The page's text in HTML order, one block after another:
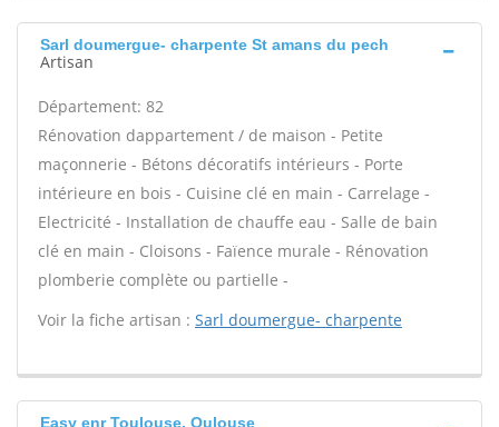
Sarl doumergue- charpente St amans du pech
Artisan
Département: 82
Rénovation dappartement / de maison - Petite
maçonnerie - Bétons décoratifs intérieurs - Porte
intérieure en bois - Cuisine clé en main - Carrelage -
Electricité - Installation de chauffe eau - Salle de bain
clé en main - Cloisons - Faïence murale - Rénovation
plomberie complète ou partielle -
Voir la fiche artisan : Sarl doumergue- charpente
Easy enr Toulouse, Oulouse